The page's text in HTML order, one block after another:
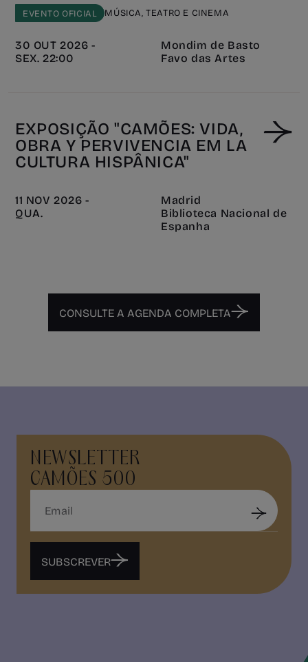
EVENTO OFICIAL MÚSICA, TEATRO E CINEMA
30 OUT 2026 -
SEX. 22:00
Mondim de Basto
Favo das Artes
EXPOSIÇÃO "CAMÕES: VIDA,
OBRA Y PERVIVENCIA EM LA
CULTURA HISPÂNICA"
11 NOV 2026 -
QUA.
Madrid
Biblioteca Nacional de
Espanha
CONSULTE A AGENDA COMPLETA
NEWSLETTER
CAMÕES 500
SUBSCREVER